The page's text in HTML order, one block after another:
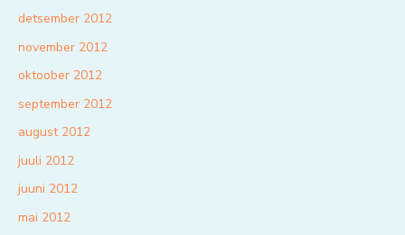
detsember 2012
november 2012
oktoober 2012
september 2012
august 2012
juuli 2012
juuni 2012
mai 2012